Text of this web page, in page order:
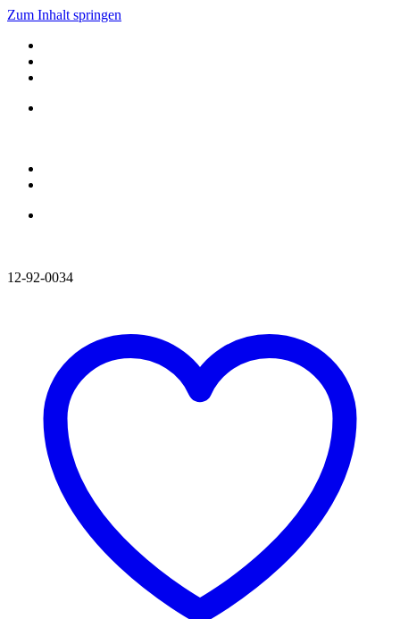
Zum Inhalt springen
12-92-0034